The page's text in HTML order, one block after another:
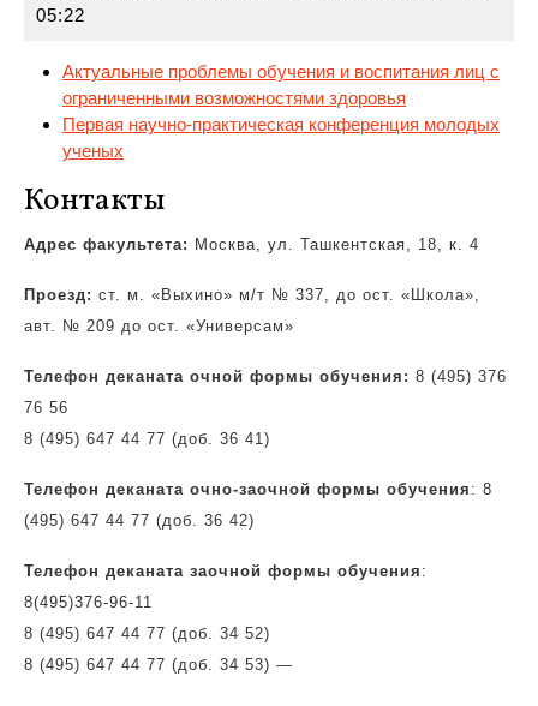
05:22
Актуальные проблемы обучения и воспитания лиц с
ограниченными возможностями здоровья
Первая научно-практическая конференция молодых
ученых
Контакты
Адрес факультета: Москва, ул. Ташкентская, 18, к. 4
Проезд: ст. м. «Выхино» м/т № 337, до ост. «Школа»,
авт. № 209 до ост. «Универсам»
Телефон деканата очной формы обучения: 8 (495) 376
76 56
8 (495) 647 44 77 (доб. 36 41)
Телефон деканата очно-заочной формы обучения : 8
(495) 647 44 77 (доб. 36 42)
Телефон деканата заочной формы обучения :
8(495)376-96-11
8 (495) 647 44 77 (доб. 34 52)
8 (495) 647 44 77 (доб. 34 53) —